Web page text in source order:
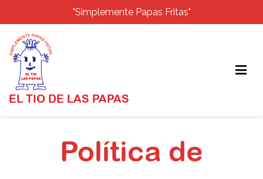
"Simplemente Papas Fritas"
EL TIO DE LAS PAPAS
Política de